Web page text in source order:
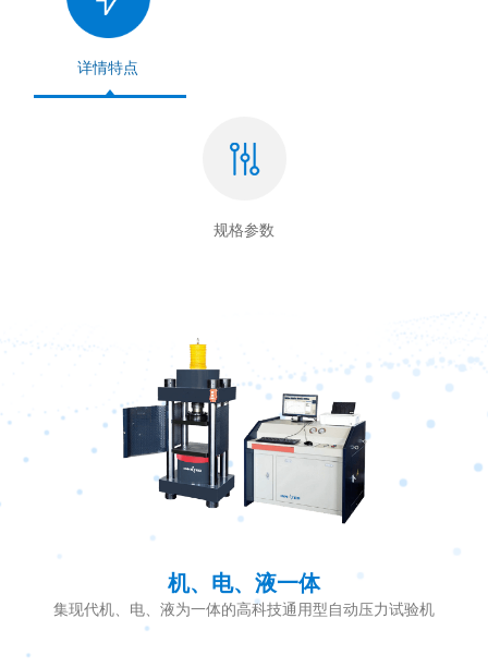
详情特点
规格参数
力试验机
高精度放大器
采用高精度放大器及A D转换器，全程不分档，